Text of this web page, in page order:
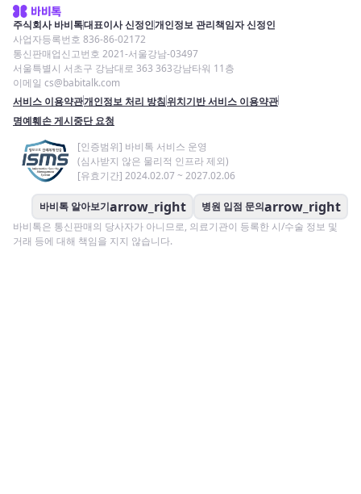
주식회사 바비톡대표이사 신정인개인정보 관리책임자 신정인
사업자등록번호 836-86-02172
통신판매업신고번호 2021-서울강남-03497
서울특별시 서초구 강남대로 363 363강남타워 11층
이메일 cs@babitalk.com
서비스 이용약관개인정보 처리 방침위치기반 서비스 이용약관
명예훼손 게시중단 요청
[인증범위] 바비톡 서비스 운영
(심사받지 않은 물리적 인프라 제외)
[유효기간] 2024.02.07 ~ 2027.02.06
바비톡 알아보기arrow_right 병원 입점 문의arrow_right
바비톡은 통신판매의 당사자가 아니므로, 의료기관이 등록한 시/수술 정보 및
거래 등에 대해 책임을 지지 않습니다.